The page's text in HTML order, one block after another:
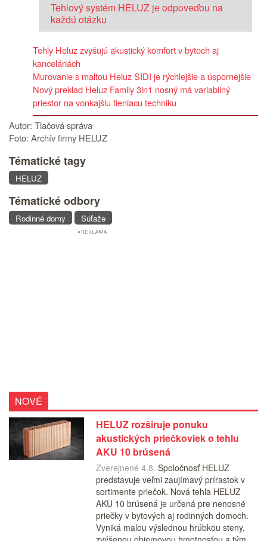
Tehlový systém HELUZ je odpoveďou na
každú otázku
Tehly Heluz zvyšujú akustický komfort v bytoch aj
kanceláriách
Murovanie s maltou Heluz SIDI je rýchlejšie a úspornejšie
Nový preklad Heluz Family 3in1 nosný má variabilný
priestor na vonkajšiu tieniacu techniku
Autor: Tlačová správa
Foto: Archív firmy HELUZ
Tématické tagy
HELUZ
Tématické odbory
Rodinné domy Súťaže
NOVÉ
HELUZ rozširuje ponuku
akustických priečkoviek o tehlu
AKU 10 brúsená
Zverejnené 4.8. Spoločnosť HELUZ
predstavuje veľmi zaujímavý prírastok v
sortimente priečok. Nová tehla HELUZ
AKU 10 brúsená je určená pre nenosné
priečky v bytových aj rodinných domoch.
Vyniká malou výslednou hrúbkou steny,